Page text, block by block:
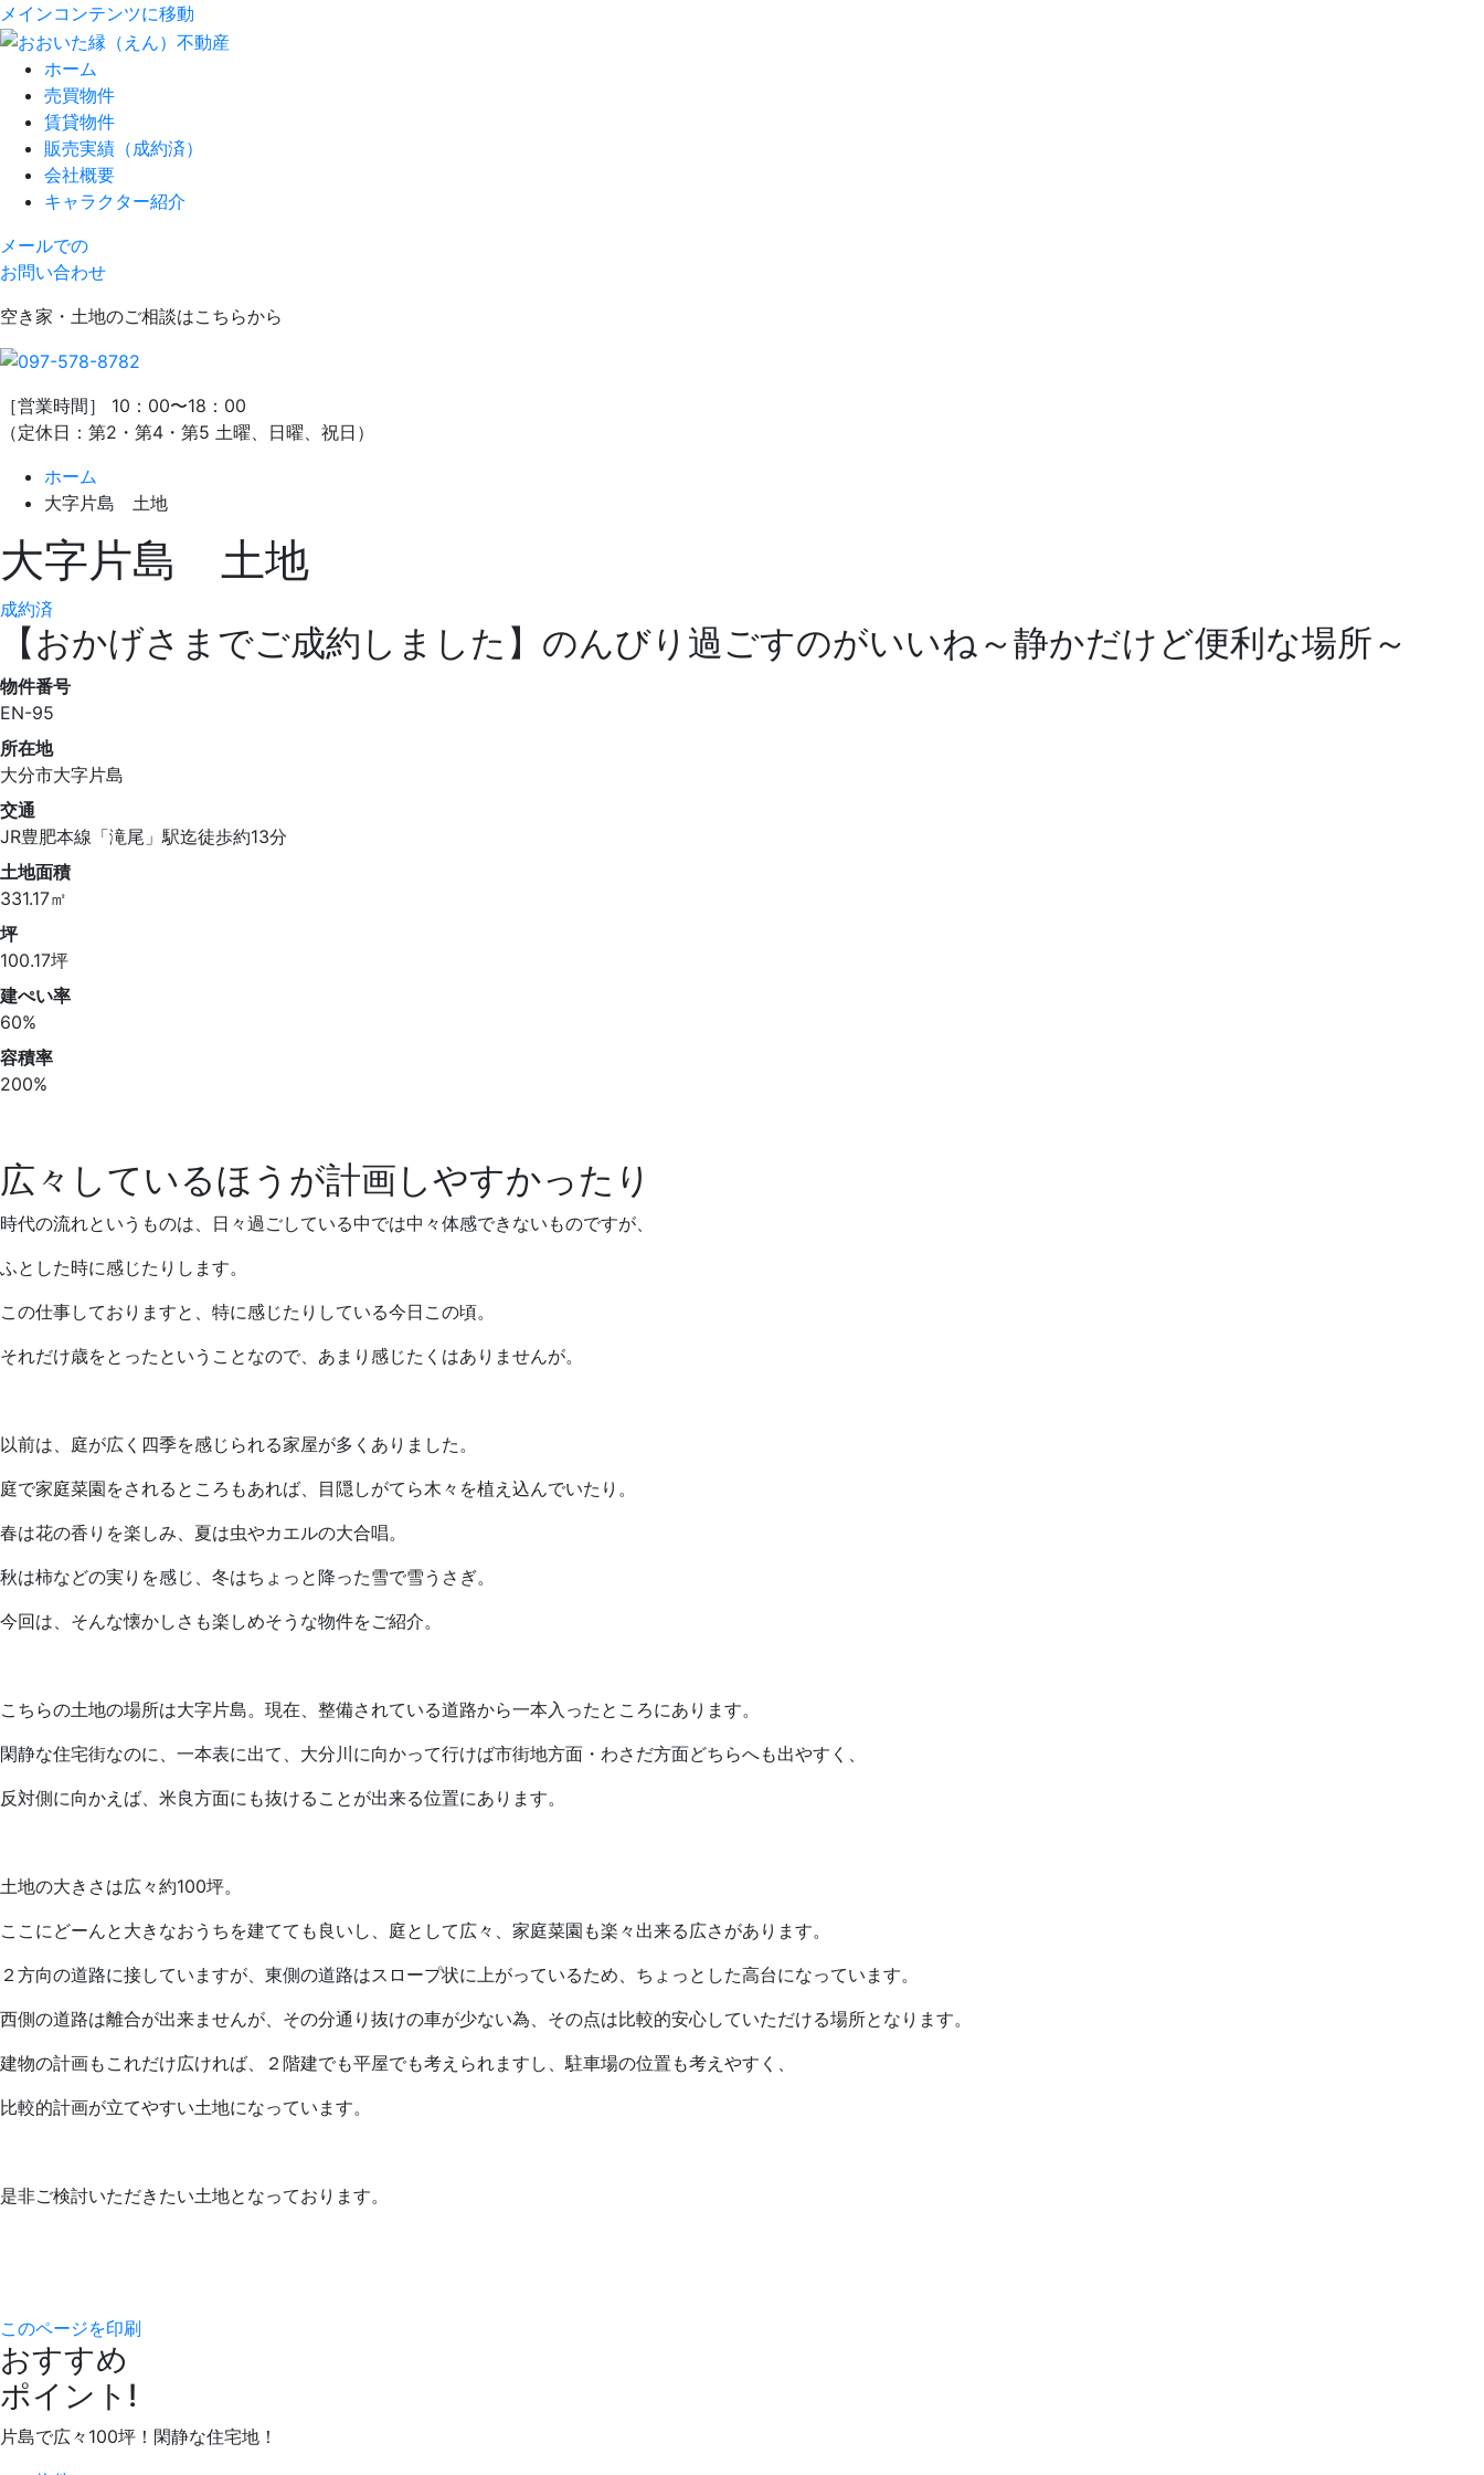
メインコンテンツに移動
ホーム
売買物件
賃貸物件
販売実績（成約済）
会社概要
キャラクター紹介
メールでの
お問い合わせ
空き家・土地のご相談はこちらから
［営業時間］ 10：00〜18：00
（定休日：第2・第4・第5 土曜、日曜、祝日）
ホーム
大字片島 土地
大字片島 土地
成約済
【おかげさまでご成約しました】のんびり過ごすのがいいね～静かだけど便利な場所～
物件番号
EN-95
所在地
大分市大字片島
交通
JR豊肥本線「滝尾」駅迄徒歩約13分
土地面積
331.17㎡
坪
100.17坪
建ぺい率
60%
容積率
200%
広々しているほうが計画しやすかったり
時代の流れというものは、日々過ごしている中では中々体感できないものですが、
ふとした時に感じたりします。
この仕事しておりますと、特に感じたりしている今日この頃。
それだけ歳をとったということなので、あまり感じたくはありませんが。
以前は、庭が広く四季を感じられる家屋が多くありました。
庭で家庭菜園をされるところもあれば、目隠しがてら木々を植え込んでいたり。
春は花の香りを楽しみ、夏は虫やカエルの大合唱。
秋は柿などの実りを感じ、冬はちょっと降った雪で雪うさぎ。
今回は、そんな懐かしさも楽しめそうな物件をご紹介。
こちらの土地の場所は大字片島。現在、整備されている道路から一本入ったところにあります。
閑静な住宅街なのに、一本表に出て、大分川に向かって行けば市街地方面・わさだ方面どちらへも出やすく、
反対側に向かえば、米良方面にも抜けることが出来る位置にあります。
土地の大きさは広々約100坪。
ここにどーんと大きなおうちを建てても良いし、庭として広々、家庭菜園も楽々出来る広さがあります。
２方向の道路に接していますが、東側の道路はスロープ状に上がっているため、ちょっとした高台になっています。
西側の道路は離合が出来ませんが、その分通り抜けの車が少ない為、その点は比較的安心していただける場所となります。
建物の計画もこれだけ広ければ、２階建でも平屋でも考えられますし、駐車場の位置も考えやすく、
比較的計画が立てやすい土地になっています。
是非ご検討いただきたい土地となっております。
このページを印刷
おすすめ
ポイント!
片島で広々100坪！閑静な住宅地！